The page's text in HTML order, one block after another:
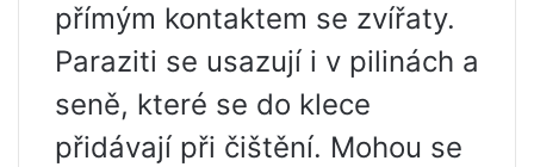
přímým kontaktem se zvířaty.
Paraziti se usazují i ​​v pilinách a
seně, které se do klece
přidávají při čištění. Mohou se